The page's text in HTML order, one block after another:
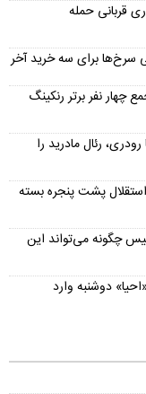
قربانی حمله
برای سه خرید آخر
ایرانی در جمع چهار نفر برتر رنکینگ
رئال مادرید را
پشت پنجره بسته
چگونه می‌تواند این
دوشنبه وارد